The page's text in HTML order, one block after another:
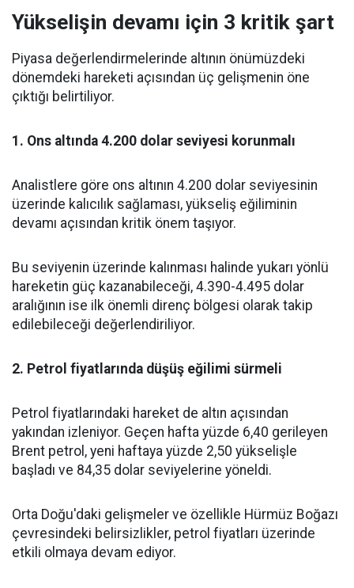
Yükselişin devamı için 3 kritik şart
Piyasa değerlendirmelerinde altının önümüzdeki
dönemdeki hareketi açısından üç gelişmenin öne
çıktığı belirtiliyor.
1. Ons altında 4.200 dolar seviyesi korunmalı
Analistlere göre ons altının 4.200 dolar seviyesinin
üzerinde kalıcılık sağlaması, yükseliş eğiliminin
devamı açısından kritik önem taşıyor.
Bu seviyenin üzerinde kalınması halinde yukarı yönlü
hareketin güç kazanabileceği, 4.390-4.495 dolar
aralığının ise ilk önemli direnç bölgesi olarak takip
edilebileceği değerlendiriliyor.
2. Petrol fiyatlarında düşüş eğilimi sürmeli
Petrol fiyatlarındaki hareket de altın açısından
yakından izleniyor. Geçen hafta yüzde 6,40 gerileyen
Brent petrol, yeni haftaya yüzde 2,50 yükselişle
başladı ve 84,35 dolar seviyelerine yöneldi.
Orta Doğu'daki gelişmeler ve özellikle Hürmüz Boğazı
çevresindeki belirsizlikler, petrol fiyatları üzerinde
etkili olmaya devam ediyor.